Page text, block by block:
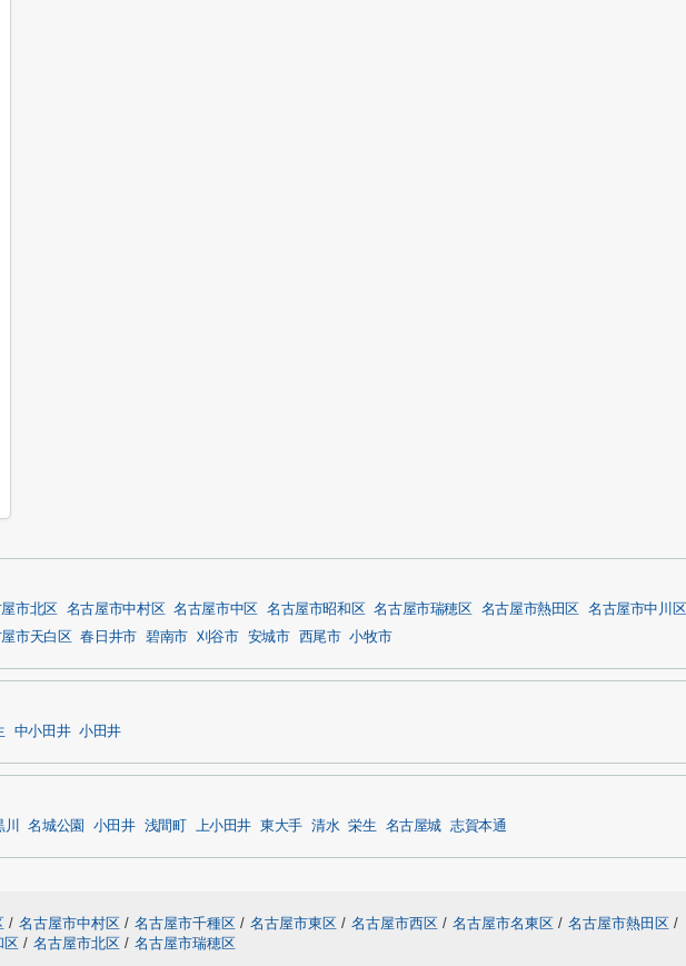
市北区 名古屋市中村区 名古屋市中区 名古屋市昭和区 名古屋市瑞穂区 名古屋市熱田区 名古屋市中川区
市天白区 春日井市 碧南市 刈谷市 安城市 西尾市 小牧市
中小田井 小田井
川 名城公園 小田井 浅間町 上小田井 東大手 清水 栄生 名古屋城 志賀本通
/ 名古屋市中村区 / 名古屋市千種区 / 名古屋市東区 / 名古屋市西区 / 名古屋市名東区 / 名古屋市熱田区 /
区 / 名古屋市北区 / 名古屋市瑞穂区